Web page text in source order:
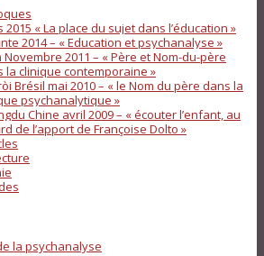
2015 « La place du sujet dans l’éducation »
2014 – « Education et psychanalyse »
Novembre 2011 – « Père et Nom-du-père
la clinique contemporaine »
Brésil mai 2010 – « le Nom du père dans la
psychanalytique »
Chine avril 2009 – « écouter l’enfant, au
de l’apport de Françoise Dolto »
la psychanalyse